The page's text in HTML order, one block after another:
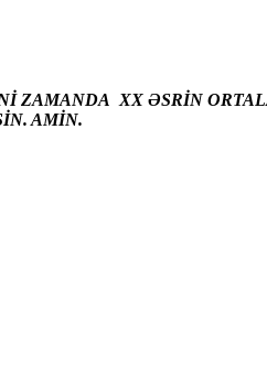
ZAMANDA XX ƏSRİN
AMİN.